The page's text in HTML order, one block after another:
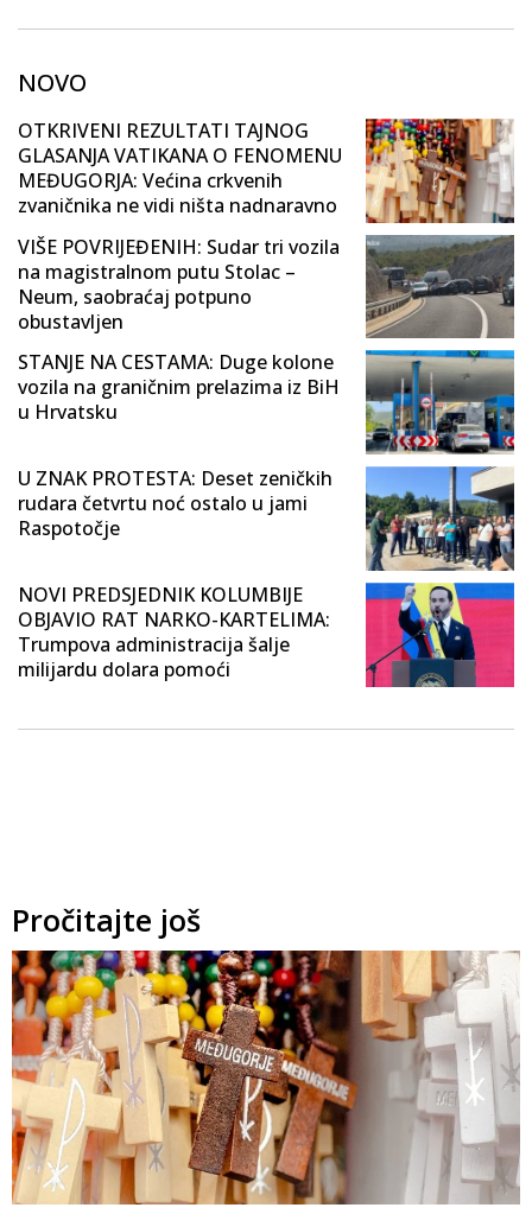
NOVO
OTKRIVENI REZULTATI TAJNOG
GLASANJA VATIKANA O FENOMENU
MEĐUGORJA: Većina crkvenih
zvaničnika ne vidi ništa nadnaravno
VIŠE POVRIJEĐENIH: Sudar tri vozila
na magistralnom putu Stolac –
Neum, saobraćaj potpuno
obustavljen
STANJE NA CESTAMA: Duge kolone
vozila na graničnim prelazima iz BiH
u Hrvatsku
U ZNAK PROTESTA: Deset zeničkih
rudara četvrtu noć ostalo u jami
Raspotočje
NOVI PREDSJEDNIK KOLUMBIJE
OBJAVIO RAT NARKO-KARTELIMA:
Trumpova administracija šalje
milijardu dolara pomoći
Pročitajte još